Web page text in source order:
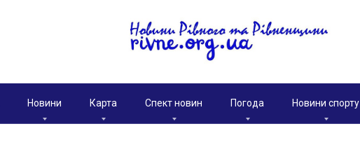
Новини Карта Спект новин Погода Новини спорту